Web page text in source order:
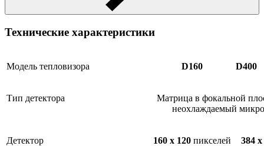
Технические характеристики
Модель тепловизора D160 D400
Тип детектора
Матрица в фокальной
неохлаждаемый
Детектор 160 x 120пикселей 384 x